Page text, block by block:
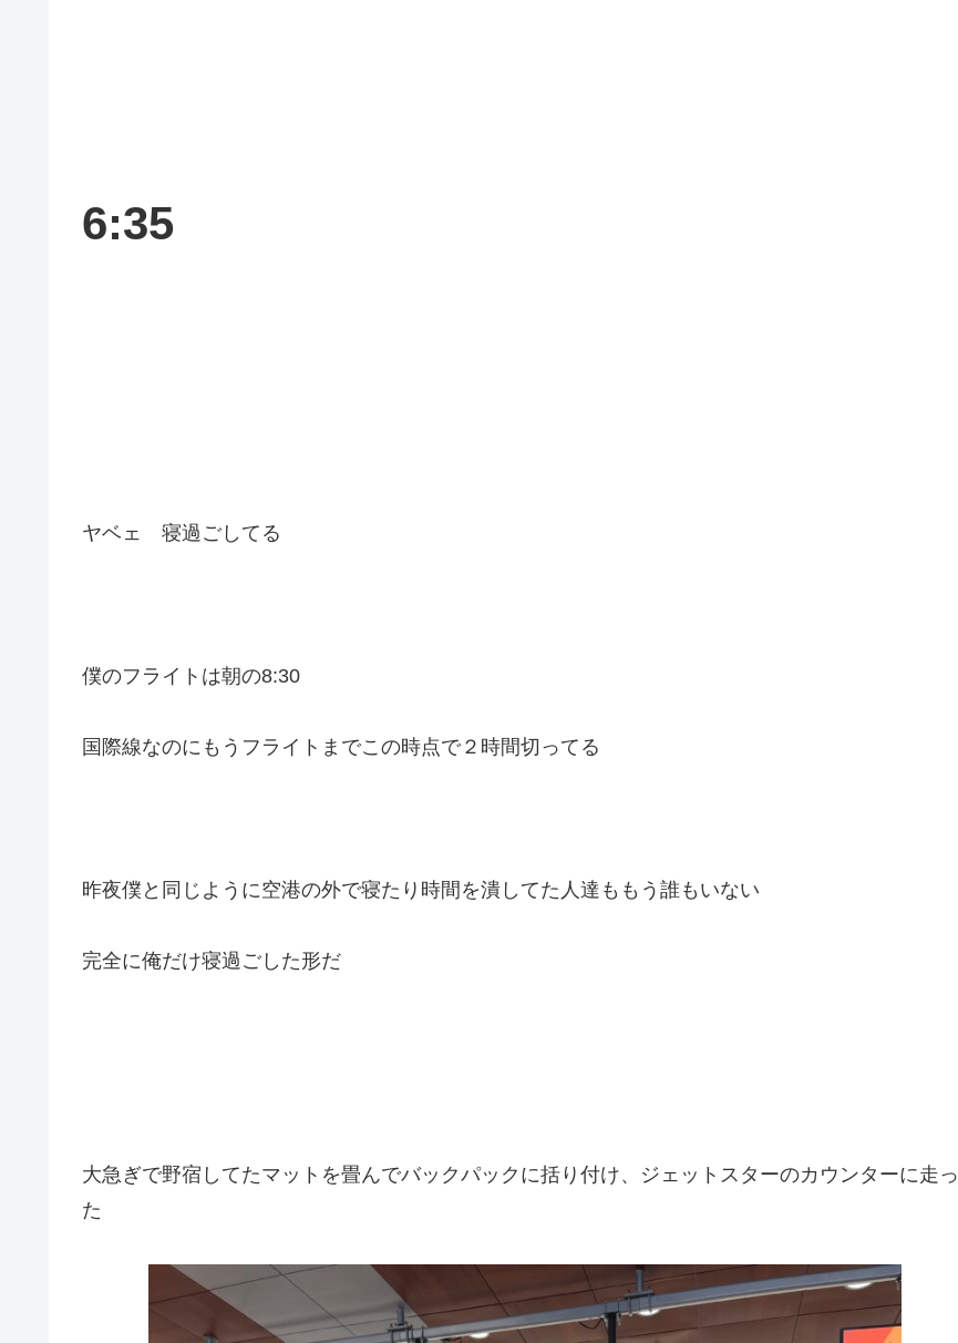
6:35
ヤベェ 寝過ごしてる
僕のフライトは朝の8:30
国際線なのにもうフライトまでこの時点で２時間切ってる
昨夜僕と同じように空港の外で寝たり時間を潰してた人達ももう誰もいない
完全に俺だけ寝過ごした形だ
大急ぎで野宿してたマットを畳んでバックパックに括り付け、ジェットスターのカウンターに走っ
た